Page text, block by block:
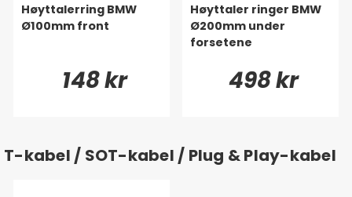
Høyttalerring BMW
Ø100mm front
148 kr
Høyttaler ringer BMW
Ø200mm under
forsetene
498 kr
T-kabel / SOT-kabel / Plug & Play-kabel